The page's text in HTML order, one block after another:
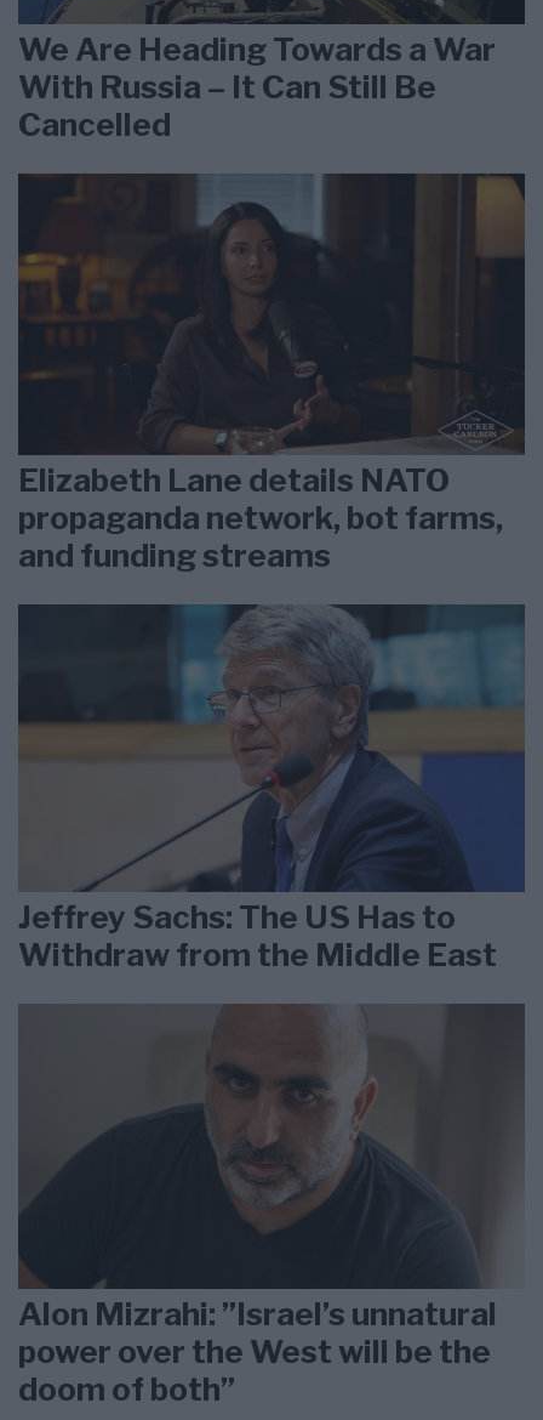
We Are Heading Towards a War
With Russia – It Can Still Be
Cancelled
Elizabeth Lane details NATO
propaganda network, bot farms,
and funding streams
Jeffrey Sachs: The US Has to
Withdraw from the Middle East
Alon Mizrahi: ”Israel’s unnatural
power over the West will be the
doom of both”